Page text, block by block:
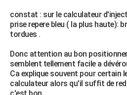
constat : sur le calculateur
prise repere bleu ( la plus haute):
tordues .
Donc attention au bon
semblent tellement facile a
Ca explique souvent pour certain
calculateur alors qu'il suffit de